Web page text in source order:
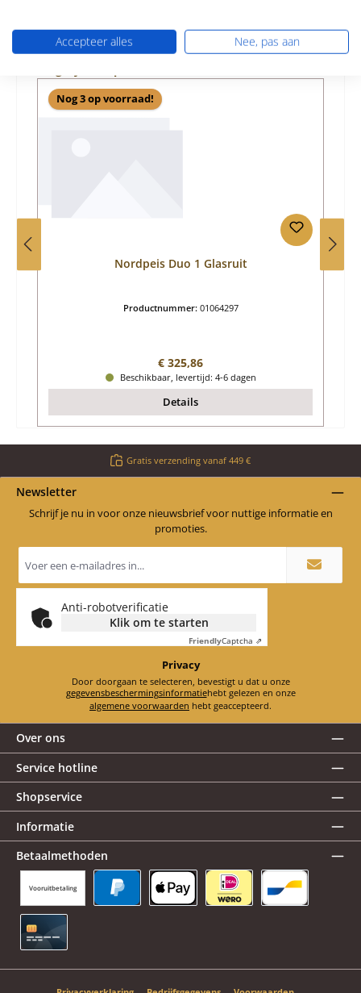
Nog 3 op voorraad!
Nordpeis Duo 1 Glasruit
Productnummer: 01064297
Normale prijs:
€ 325,86
Beschikbaar, levertijd: 4-6 dagen
Details
Gratis verzending vanaf 449 €
Newsletter
Schrijf je nu in voor onze nieuwsbrief voor nuttige informatie en
promoties.
mailadres
*
Anti-robotverificatie
Klik om te starten
FriendlyCaptcha ⇗
Privacy
Door doorgaan te selecteren, bevestigt u dat u onze
gegevensbeschermingsinformatie
hebt gelezen en onze
algemene voorwaarden hebt geaccepteerd.
Over ons
Service hotline
Shopservice
Informatie
Betaalmethoden
Vooruitbetaling
Accepteer alles Nee, pas aan